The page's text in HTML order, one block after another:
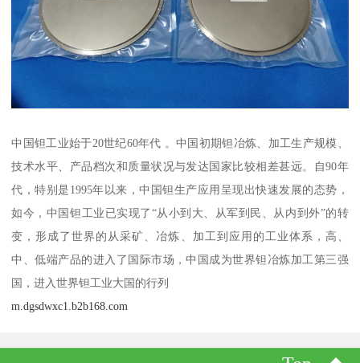
中国钽工业始于20世纪60年代 。中国初期钽冶炼、加工生产规模、
技术水平、产品档次和质量状况与发达国家比较相差甚远。自90年
代，特别是1995年以来，中国钽生产应用呈现出快速发展的态势，
如今，中国钽工业已实现了“从小到大、从军到民、从内到外”的转
变，形成了世界的从采矿、冶炼、加工到应用的工业体系，高、
中、低端产品的进入了国际市场，中国成为世界钽冶炼加工第三强
国，进入世界钽工业大国的行列
m.dgsdwxc1.b2b168.com